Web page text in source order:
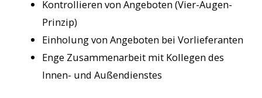
Kontrollieren von Angeboten (Vier-Augen-
Prinzip)
Einholung von Angeboten bei Vorlieferanten
Enge Zusammenarbeit mit Kollegen des
Innen- und Außendienstes